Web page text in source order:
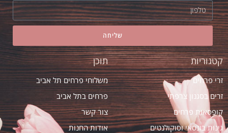
שליחה
קטגוריות
זרי פרחים
זרים בסגנון צרפתי
קופסאות פרחים
גינות בונסאי וסוקולנטים
תוכן
משלוחי פרחים תל אביב
פרחים בתל אביב
צור קשר
אודות החנות